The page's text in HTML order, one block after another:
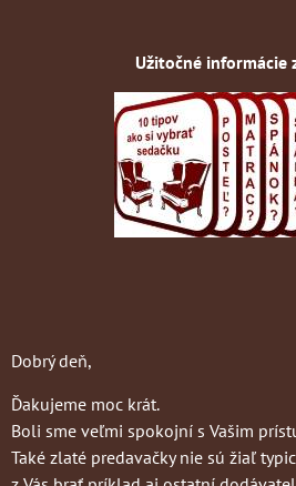
Užitočné informácie
Dobrý deň,
Ďakujeme moc krát.
Boli sme veľmi spokojní s Vašim
Také zlaté predavačky nie sú žiaľ